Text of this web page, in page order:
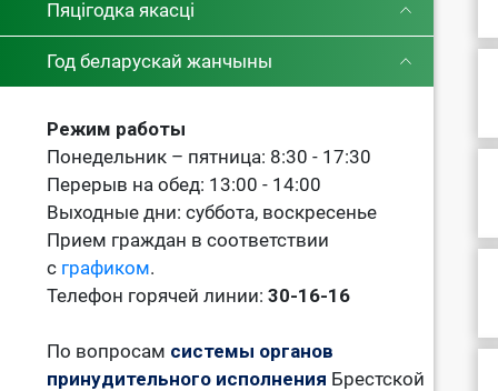
Пяцігодка якасці
Год беларускай жанчыны
Режим работы
Понедельник – пятница: 8:30 - 17:30
Перерыв на обед: 13:00 - 14:00
Выходные дни: суббота, воскресенье
Прием граждан в соответствии
с графиком.
Телефон горячей линии: 30-16-16
По вопросам системы органов
принудительного исполнения Брестской